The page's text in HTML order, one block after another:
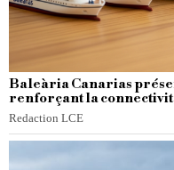
Baleària Canarias
renforçant la
Redaction LCE